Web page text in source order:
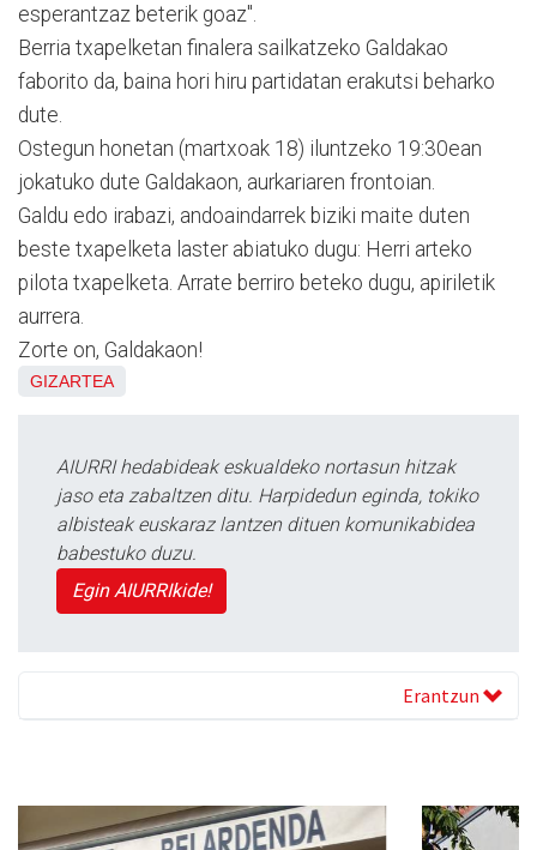
esperantzaz beterik goaz".
Berria txapelketan finalera sailkatzeko Galdakao
faborito da, baina hori hiru partidatan erakutsi beharko
dute.
Ostegun honetan (martxoak 18) iluntzeko 19:30ean
jokatuko dute Galdakaon, aurkariaren frontoian.
Galdu edo irabazi, andoaindarrek biziki maite duten
beste txapelketa laster abiatuko dugu: Herri arteko
pilota txapelketa. Arrate berriro beteko dugu, apiriletik
aurrera.
Zorte on, Galdakaon!
GIZARTEA
AIURRI hedabideak eskualdeko nortasun hitzak
jaso eta zabaltzen ditu. Harpidedun eginda, tokiko
albisteak euskaraz lantzen dituen komunikabidea
babestuko duzu.
Egin AIURRIkide!
Erantzun